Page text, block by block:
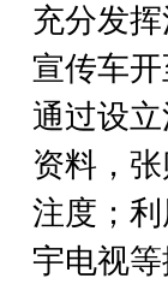
充分发
宣传车
通过设
资料，
注度；
宇电视